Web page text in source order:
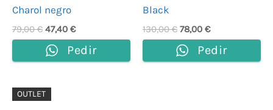
Charol negro
79,00€ 47,40 €
Pedir
Black
130,00€ 78,00 €
Pedir
OUTLETEl
precio